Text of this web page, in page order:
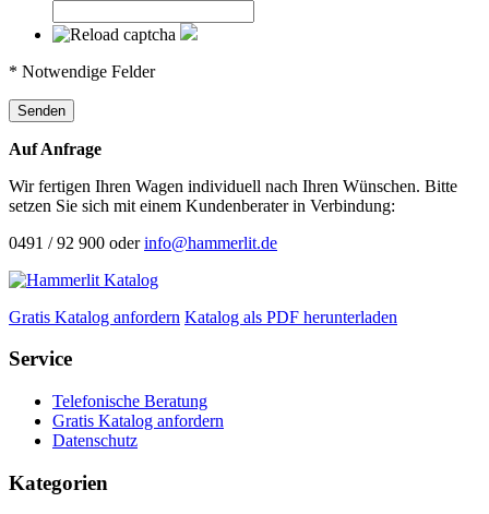
* Notwendige Felder
Senden
Auf Anfrage
Wir fertigen Ihren Wagen individuell nach Ihren Wünschen. Bitte
setzen Sie sich mit einem Kundenberater in Verbindung:
0491 / 92 900 oderinfo@hammerlit.de
Gratis Katalog anfordern Katalog als PDF herunterladen
Service
Telefonische Beratung
Gratis Katalog anfordern
Datenschutz
Kategorien